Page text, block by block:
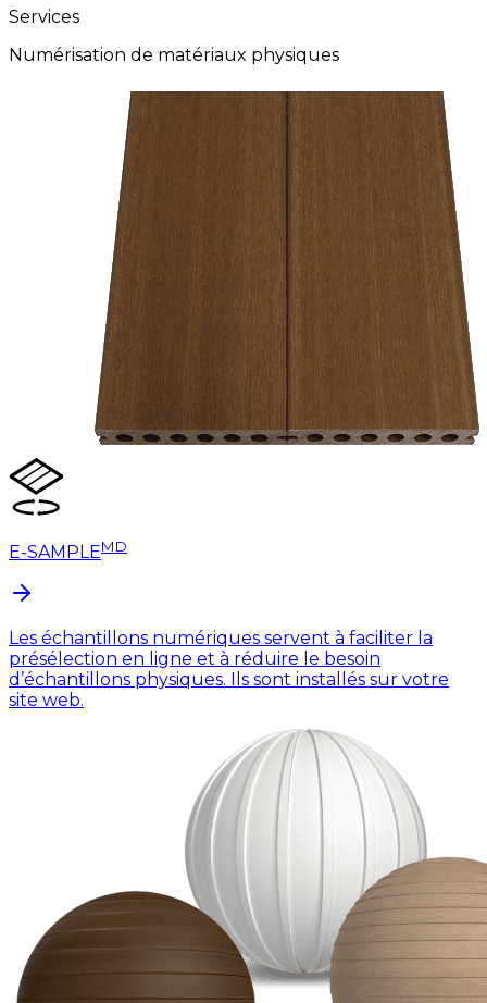
Services
Numérisation de matériaux physiques
E-SAMPLEMD
Les échantillons numériques servent à faciliter la
présélection en ligne et à réduire le besoin
d’échantillons physiques. Ils sont installés sur votre
site web.